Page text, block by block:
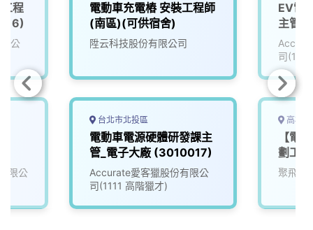
程
公
限公
電動車充電樁 安裝工程師
(南區)(可供宿舍)
陞云科技股份有限公司
台北市北投區
電動車電源硬體研發課主
管_電子大廠 (3010017)
Accurate愛客獵股份有限公
司(1111 高階獵才)
EV電
主管_
司
高雄
【電
劃工
聚飛科